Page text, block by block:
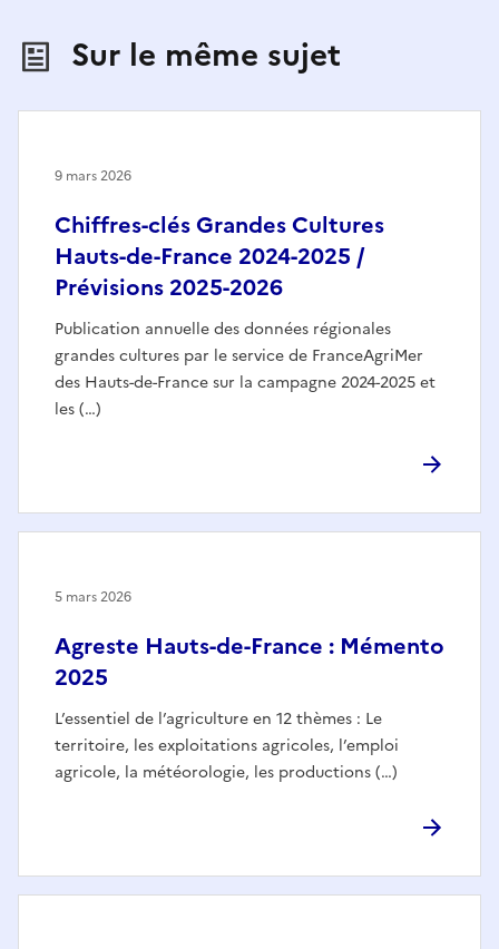
Sur le même sujet
Chiffres-clés Grandes Cultures
Hauts-de-France 2024-2025 /
Prévisions 2025-2026
Publication annuelle des données régionales
grandes cultures par le service de FranceAgriMer
des Hauts-de-France sur la campagne 2024-2025 et
les (…)
9 mars 2026
Agreste Hauts-de-France : Mémento
2025
L’essentiel de l’agriculture en 12 thèmes : Le
territoire, les exploitations agricoles, l’emploi
agricole, la météorologie, les productions (…)
5 mars 2026